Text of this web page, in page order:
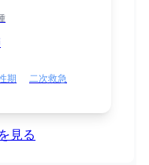
期
二次救急
見る